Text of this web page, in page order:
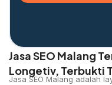
Jasa SEO Malang
Longetiv, Terbukti
Jasa SEO Malang adalah